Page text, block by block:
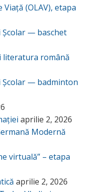
(OLAV), etapa
— baschet
literatura română
Școlar — badminton
aprilie 2, 2026
Modernă
virtuală” – etapa
aprilie 2, 2026